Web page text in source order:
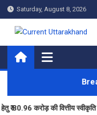
Skip
to
content
Saturday, August 8, 2026
Current
की वित्तीय स्वीकृति।